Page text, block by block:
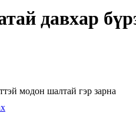
давхар
модон шалтай гэр зарна